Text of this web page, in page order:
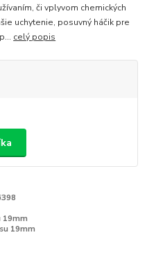
či vplyvom chemických
uchytenie, posuvný háčik pre
celý popis
19mm
19mm